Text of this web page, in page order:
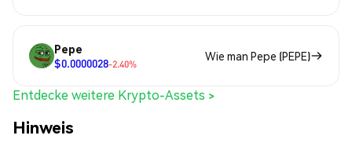
Pepe
$0.0000028-2.40%
Wie man Pepe (PEPE)
Entdecke weitere Krypto-Assets >
Hinweis